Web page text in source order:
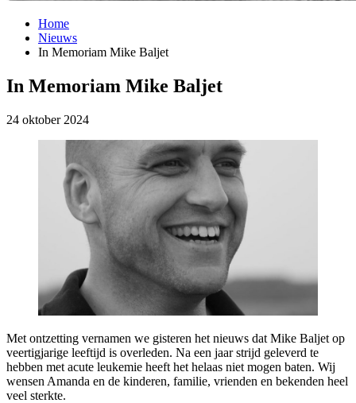
Home
Nieuws
In Memoriam Mike Baljet
In Memoriam Mike Baljet
24 oktober 2024
Met ontzetting vernamen we gisteren het nieuws dat Mike Baljet op
veertigjarige leeftijd is overleden. Na een jaar strijd geleverd te
hebben met acute leukemie heeft het helaas niet mogen baten. Wij
wensen Amanda en de kinderen, familie, vrienden en bekenden heel
veel sterkte.